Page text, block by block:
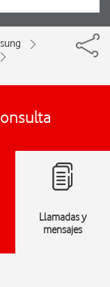
Llamadas y
mensajes